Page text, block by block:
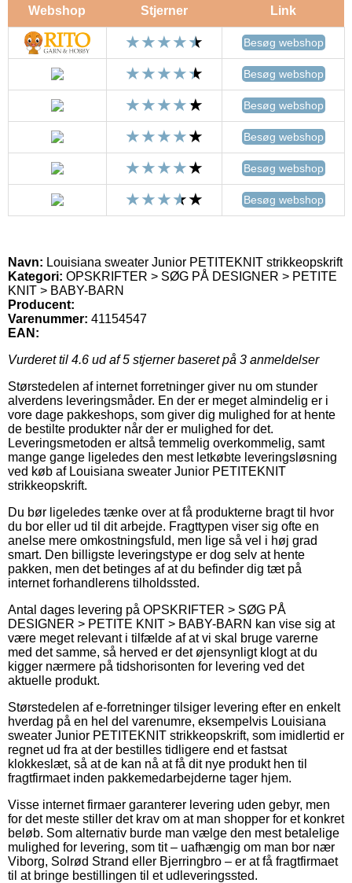
Webshop Stjerner Link
Besøg webshop
Besøg webshop
Besøg webshop
Besøg webshop
Besøg webshop
Besøg webshop
Navn: Louisiana sweater Junior PETITEKNIT strikkeopskrift
Kategori: OPSKRIFTER > SØG PÅ DESIGNER > PETITE
KNIT > BABY-BARN
Producent:
Varenummer: 41154547
EAN:
Vurderet til 4.6 ud af 5 stjerner baseret på 3 anmeldelser
Størstedelen af internet forretninger giver nu om stunder
alverdens leveringsmåder. En der er meget almindelig er i
vore dage pakkeshops, som giver dig mulighed for at hente
de bestilte produkter når der er mulighed for det.
Leveringsmetoden er altså temmelig overkommelig, samt
mange gange ligeledes den mest letkøbte leveringsløsning
ved køb af Louisiana sweater Junior PETITEKNIT
strikkeopskrift.
Du bør ligeledes tænke over at få produkterne bragt til hvor
du bor eller ud til dit arbejde. Fragttypen viser sig ofte en
anelse mere omkostningsfuld, men lige så vel i høj grad
smart. Den billigste leveringstype er dog selv at hente
pakken, men det betinges af at du befinder dig tæt på
internet forhandlerens tilholdssted.
Antal dages levering på OPSKRIFTER > SØG PÅ
DESIGNER > PETITE KNIT > BABY-BARN kan vise sig at
være meget relevant i tilfælde af at vi skal bruge varerne
med det samme, så herved er det øjensynligt klogt at du
kigger nærmere på tidshorisonten for levering ved det
aktuelle produkt.
Størstedelen af e-forretninger tilsiger levering efter en enkelt
hverdag på en hel del varenumre, eksempelvis Louisiana
sweater Junior PETITEKNIT strikkeopskrift, som imidlertid er
regnet ud fra at der bestilles tidligere end et fastsat
klokkeslæt, så at de kan nå at få dit nye produkt hen til
fragtfirmaet inden pakkemedarbejderne tager hjem.
Visse internet firmaer garanterer levering uden gebyr, men
for det meste stiller det krav om at man shopper for et konkret
beløb. Som alternativ burde man vælge den mest betalelige
mulighed for levering, som tit – uafhængig om man bor nær
Viborg, Solrød Strand eller Bjerringbro – er at få fragtfirmaet
til at bringe bestillingen til et udleveringssted.